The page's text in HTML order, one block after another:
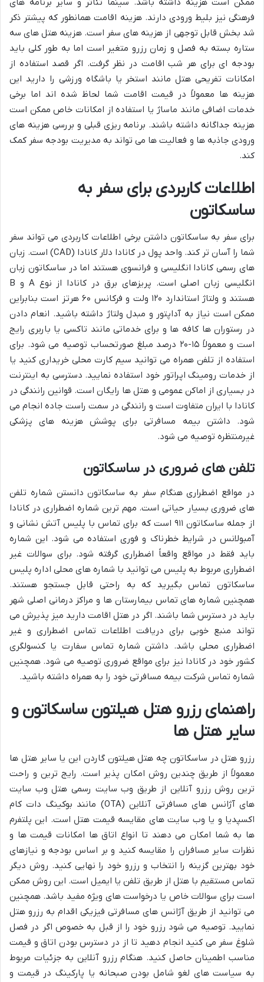
فرهنگی نیز بلیط ورودی دارند. هزینه اقامت همانطور که پیشتر ذکر
شد بخش قابل توجهی از هزینه های سفر است. هزینه هتل های سه
ستاره بسته به فصل و زمان رزرو متغیر است اما به طور کلی باید
بودجه ای برای هر شب اقامت در نظر گرفت. اگر قصد استفاده از
امکانات تفریحی هتل مانند استخر یا باشگاه ورزشی را دارید این
هزینه ها معمولاً در قیمت اقامت شما لحاظ شده اند اما برخی
خدمات اضافی مانند ماساژ یا استفاده از امکانات خاص ممکن است
هزینه جداگانه داشته باشند. برنامه ریزی قبلی و بررسی هزینه های
ورودی جاذبه ها و فعالیت ها می تواند به مدیریت بودجه سفر کمک
کند.
اطلاعات کاربردی برای سفر به
ساسکاتون
برای سفر به ساسکاتون داشتن برخی اطلاعات کاربردی می تواند سفر
شما را آسان تر کند. واحد پول در کانادا دلار کانادا (CAD) است. زبان
های رسمی کانادا انگلیسی و فرانسوی هستند اما در ساسکاتون زبان
انگلیسی زبان اصلی است. پریزهای برق در کانادا از نوع A و B
هستند و ولتاژ استاندارد ۱۲۰ ولت و فرکانس ۶۰ هرتز است بنابراین
ممکن است نیاز به آداپتور و مبدل ولتاژ داشته باشید. انعام دادن
در رستوران ها کافه ها و برای خدماتی مانند تاکسی یا باربری رایج
است و معمولاً ۱۵-۲۰ درصد مبلغ صورتحساب توصیه می شود. برای
استفاده از تلفن همراه می توانید سیم کارت محلی خریداری کنید یا
از خدمات رومینگ اپراتور خود استفاده نمایید. دسترسی به اینترنت
در بسیاری از اماکن عمومی و هتل ها رایگان است. قوانین رانندگی در
کانادا با ایران متفاوت است و رانندگی در سمت راست جاده انجام می
شود. داشتن بیمه مسافرتی برای پوشش هزینه های پزشکی
غیرمنتظره توصیه می شود.
تلفن های ضروری در ساسکاتون
در مواقع اضطراری هنگام سفر به ساسکاتون دانستن شماره تلفن
های ضروری بسیار حیاتی است. مهم ترین شماره اضطراری در کانادا
از جمله ساسکاتون ۹۱۱ است که برای تماس با پلیس آتش نشانی و
آمبولانس در شرایط خطرناک و فوری استفاده می شود. این شماره
باید فقط در مواقع واقعاً اضطراری گرفته شود. برای سوالات غیر
اضطراری مربوط به پلیس می توانید با شماره های محلی اداره پلیس
ساسکاتون تماس بگیرید که به راحتی قابل جستجو هستند.
همچنین شماره های تماس بیمارستان ها و مراکز درمانی اصلی شهر
باید در دسترس شما باشند. اگر در هتل اقامت دارید میز پذیرش می
تواند منبع خوبی برای دریافت اطلاعات تماس اضطراری و غیر
اضطراری محلی باشد. داشتن شماره تماس سفارت یا کنسولگری
کشور خود در کانادا نیز برای مواقع ضروری توصیه می شود. همچنین
شماره تماس شرکت بیمه مسافرتی خود را به همراه داشته باشید.
راهنمای رزرو هتل هیلتون ساسکاتون و
سایر هتل ها
رزرو هتل در ساسکاتون چه هتل هیلتون گاردن این یا سایر هتل ها
معمولاً از طریق چندین روش امکان پذیر است. رایج ترین و راحت
ترین روش رزرو آنلاین از طریق وب سایت رسمی هتل وب سایت
های آژانس های مسافرتی آنلاین (OTA) مانند بوکینگ دات کام
اکسپدیا و یا وب سایت های مقایسه قیمت هتل است. این پلتفرم
ها به شما امکان می دهند تا انواع اتاق ها امکانات قیمت ها و
نظرات سایر مسافران را مقایسه کنید و بر اساس بودجه و نیازهای
خود بهترین گزینه را انتخاب و رزرو خود را نهایی کنید. روش دیگر
تماس مستقیم با هتل از طریق تلفن یا ایمیل است. این روش ممکن
است برای سوالات خاص یا درخواست های ویژه مفید باشد. همچنین
می توانید از طریق آژانس های مسافرتی فیزیکی اقدام به رزرو هتل
نمایید. توصیه می شود رزرو خود را از قبل به خصوص اگر در فصل
شلوغ سفر می کنید انجام دهید تا از در دسترس بودن اتاق و قیمت
مناسب اطمینان حاصل کنید. هنگام رزرو آنلاین به جزئیات مربوط
به سیاست های لغو شامل بودن صبحانه یا پارکینگ در قیمت و